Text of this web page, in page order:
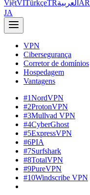
ViệtVITürkçeTRالعربية AR
JA
VPN
Cibersegurança
Corretor de domínios
Hospedagem
Vantagens
#1NordVPN
#2ProtonVPN
#3Mullvad VPN
#4CyberGhost
#5ExpressVPN
#6PIA
#7Surfshark
#8TotalVPN
#9PureVPN
#10Windscribe VPN